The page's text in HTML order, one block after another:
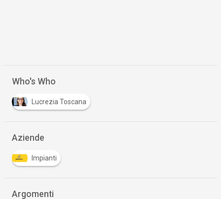
Who's Who
Lucrezia Toscana
Aziende
Impianti
Argomenti